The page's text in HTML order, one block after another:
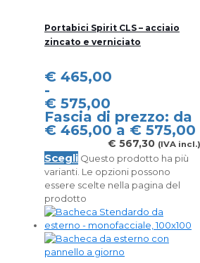
Portabici Spirit CLS – acciaio
zincato e verniciato
€ 465,00
-
€ 575,00
Fascia di prezzo: da
€ 465,00 a € 575,00
€ 567,30 (IVA incl.)
Scegli Questo prodotto ha più
varianti. Le opzioni possono
essere scelte nella pagina del
prodotto